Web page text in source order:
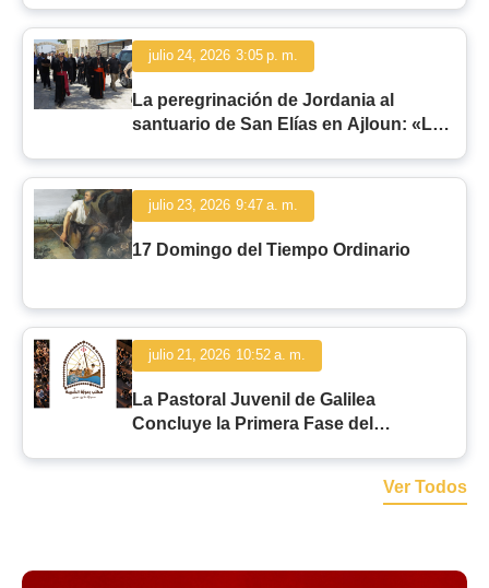
julio 24, 20263:05 p. m.
La peregrinación de Jordania al
santuario de San Elías en Ajloun: «La
Dios»
julio 23, 20269:47 a. m.
17 Domingo del Tiempo Ordinario
julio 21, 2026 10:52 a. m.
La Pastoral Juvenil de Galilea
Concluye la Primera Fase del
Llenas de Fe Ver Todos